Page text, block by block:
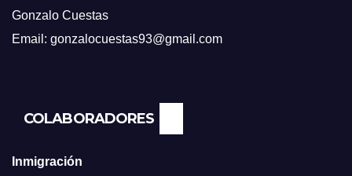
Gonzalo Cuestas
Email: gonzalocuestas93@gmail.com
COLABORADORES
Inmigración